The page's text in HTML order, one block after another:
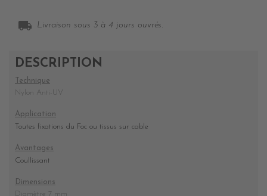
local_shipping Livraison sous 3 à 4 jours ouvrés.
DESCRIPTION
Technique
Nylon Anti-UV
Application
Toutes fixations du Foc ou tissus sur cable
Avantages
Coullissant
Dimensions
Diamètre 7 mm